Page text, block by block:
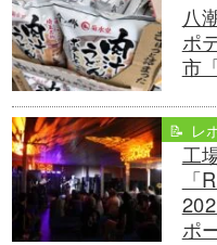
八
ポ
市
📝 レ
工
ポ